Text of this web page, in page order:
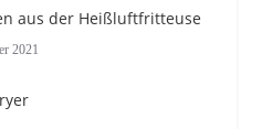
aus der Heißluftfritteuse
2021